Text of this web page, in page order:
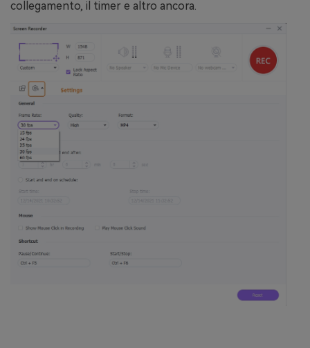
collegamento, il timer e altro ancora.